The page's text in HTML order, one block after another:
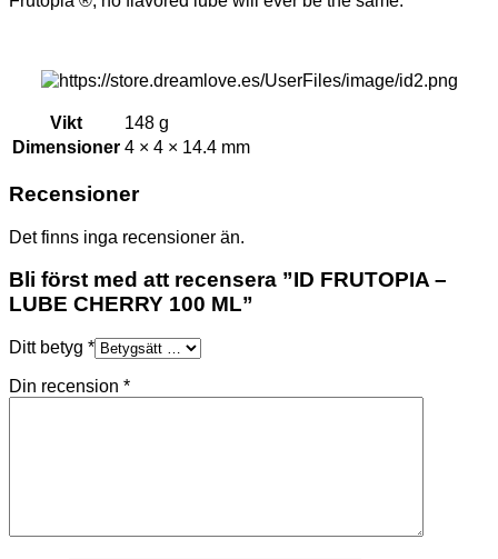
Vikt
148 g
Dimensioner 4 × 4 × 14.4 mm
Recensioner
Det finns inga recensioner än.
Bli först med att recensera ”ID FRUTOPIA –
LUBE CHERRY 100 ML”
Ditt betyg *
Din recension *